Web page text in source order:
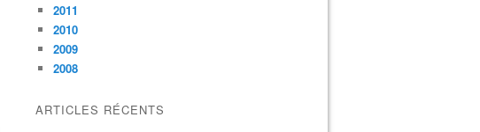
2011
2010
2009
2008
ARTICLES RÉCENTS